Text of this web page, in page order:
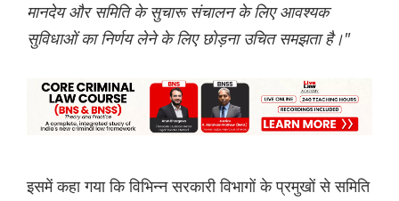
मानदेय और समिति के सुचारू संचालन के लिए आवश्यक
सुविधाओं का निर्णय लेने के लिए छोड़ना उचित समझता है।"
इसमें कहा गया कि विभिन्न सरकारी विभागों के प्रमुखों से समिति